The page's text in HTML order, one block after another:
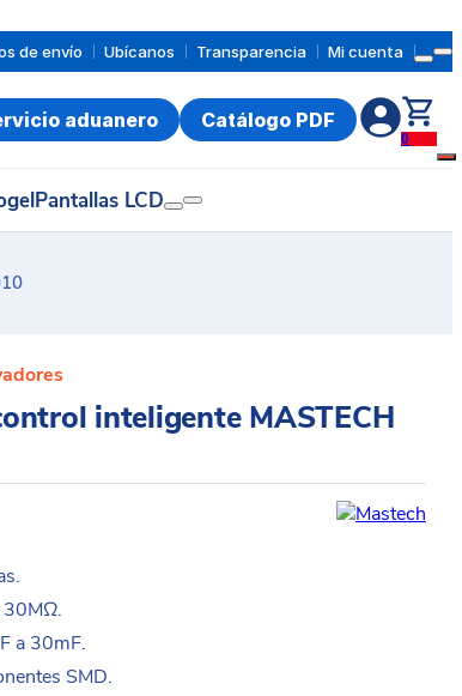
de envío Ubícanos Transparencia Mi cuenta
aduanero Catálogo PDF
0
Pantallas LCD
inteligente MASTECH
30MΩ.
a 30mF.
SMD.